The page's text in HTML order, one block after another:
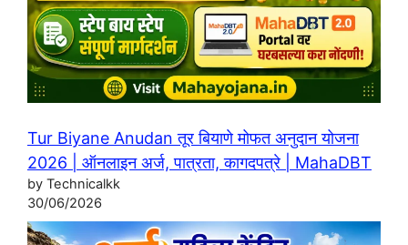
Tur Biyane Anudan तूर बियाणे मोफत अनुदान योजना
2026 | ऑनलाइन अर्ज, पात्रता, कागदपत्रे | MahaDBT
by Technicalkk
30/06/2026